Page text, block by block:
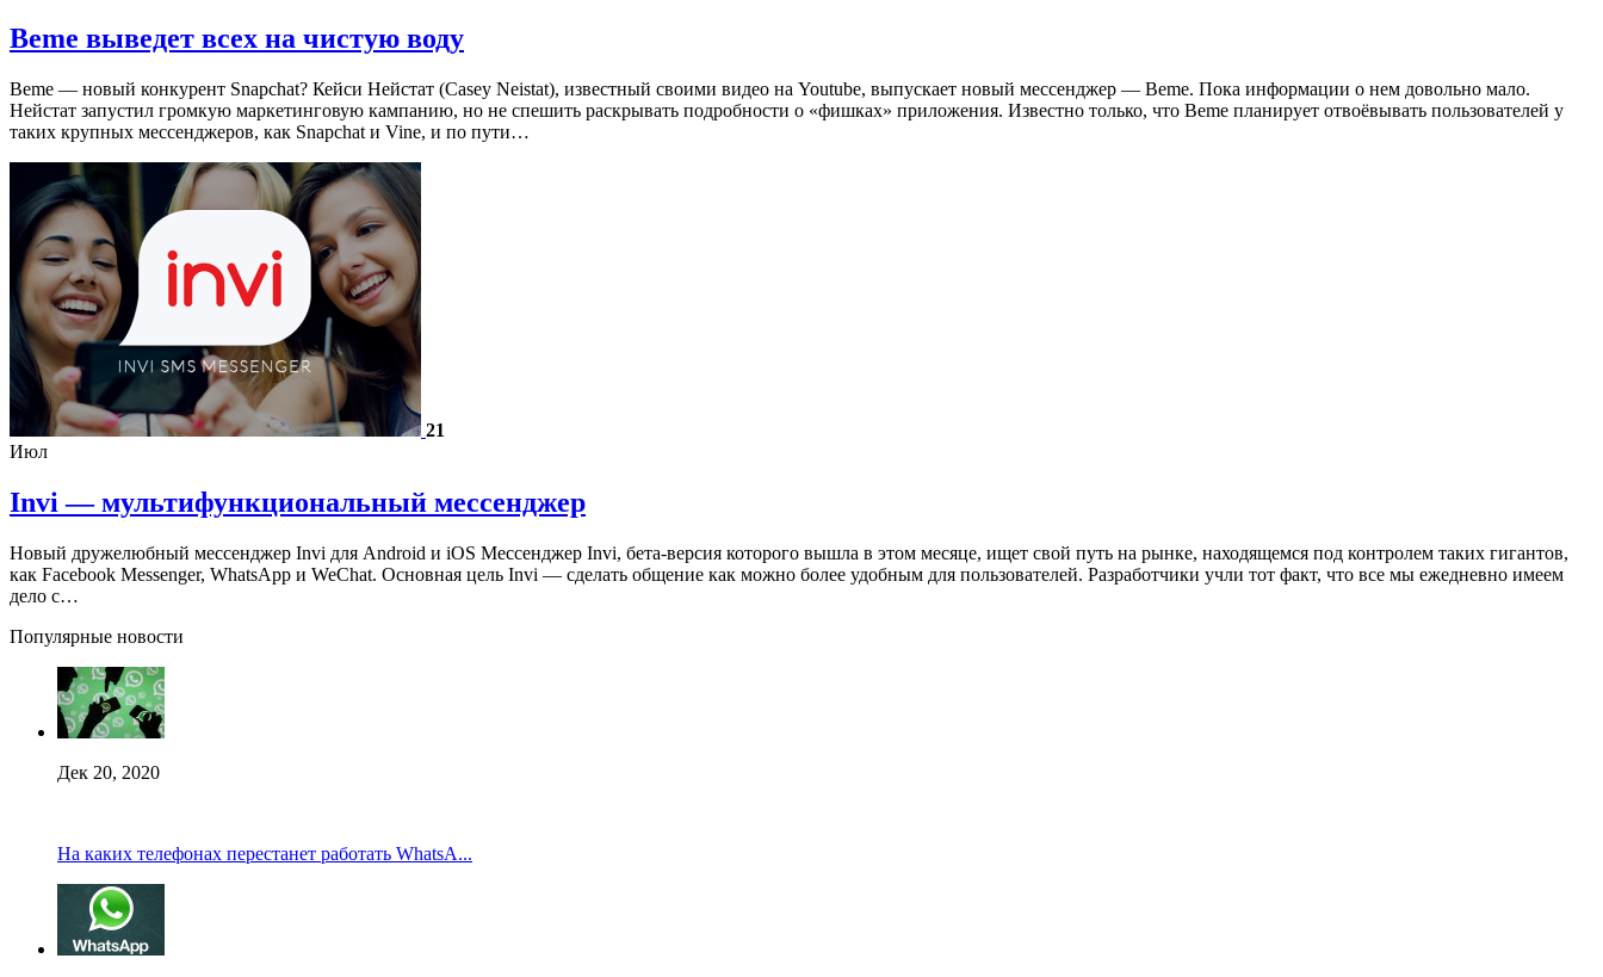
Beme выведет всех на чистую воду
Beme — новый конкурент Snapchat? Кейси Нейстат (Casey Neistat), известный своими видео на Youtube, выпускает новый мессенджер — Beme. Пока информации о нем довольно мало.
Нейстат запустил громкую маркетинговую кампанию, но не спешить раскрывать подробности о «фишках» приложения. Известно только, что Beme планирует отвоёвывать пользователей у
таких крупных мессенджеров, как Snapchat и Vine, и по пути…
21
Июл
Invi — мультифункциональный мессенджер
Новый дружелюбный мессенджер Invi для Android и iOS Мессенджер Invi, бета-версия которого вышла в этом месяце, ищет свой путь на рынке, находящемся под контролем таких гигантов,
как Facebook Messenger, WhatsApp и WeChat. Основная цель Invi — сделать общение как можно более удобным для пользователей. Разработчики учли тот факт, что все мы ежедневно имеем
дело с…
Популярные новости
Дек 20, 2020
На каких телефонах перестанет работать WhatsA...